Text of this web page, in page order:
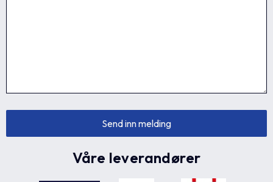
Våre leverandører